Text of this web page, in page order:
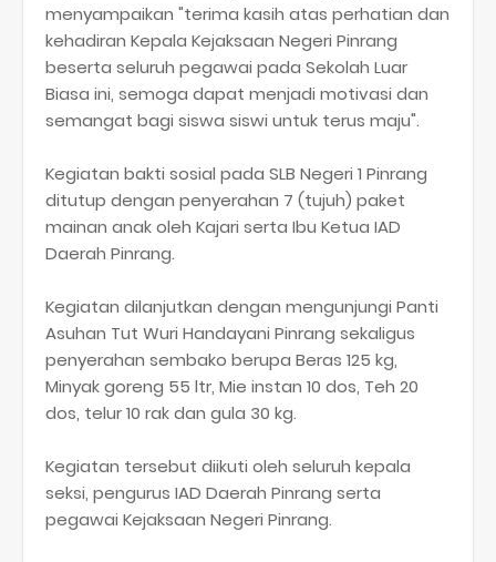
menyampaikan "terima kasih atas perhatian dan
kehadiran Kepala Kejaksaan Negeri Pinrang
beserta seluruh pegawai pada Sekolah Luar
Biasa ini, semoga dapat menjadi motivasi dan
semangat bagi siswa siswi untuk terus maju".
Kegiatan bakti sosial pada SLB Negeri 1 Pinrang
ditutup dengan penyerahan 7 (tujuh) paket
mainan anak oleh Kajari serta Ibu Ketua IAD
Daerah Pinrang.
Kegiatan dilanjutkan dengan mengunjungi Panti
Asuhan Tut Wuri Handayani Pinrang sekaligus
penyerahan sembako berupa Beras 125 kg,
Minyak goreng 55 ltr, Mie instan 10 dos, Teh 20
dos, telur 10 rak dan gula 30 kg.
Kegiatan tersebut diikuti oleh seluruh kepala
seksi, pengurus IAD Daerah Pinrang serta
pegawai Kejaksaan Negeri Pinrang.